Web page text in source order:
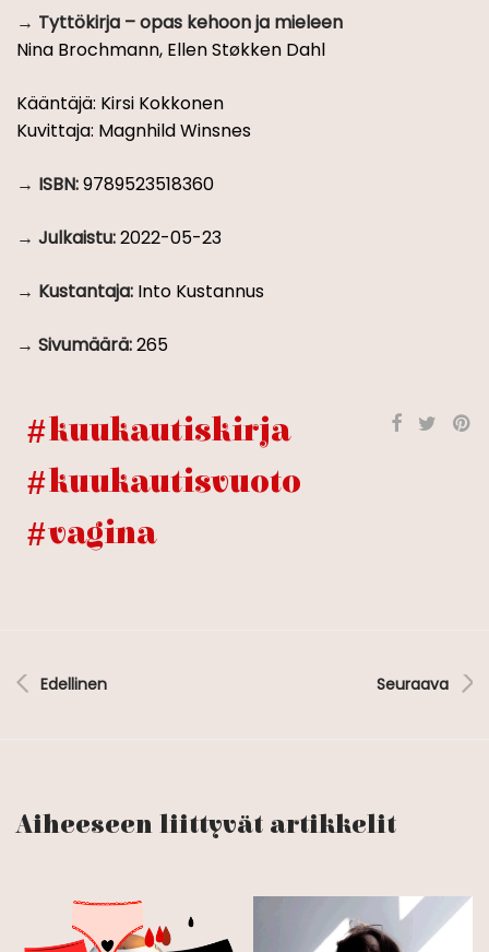
Tyttökirja – opas kehoon ja mieleen
Nina Brochmann, Ellen Støkken Dahl
Kääntäjä: Kirsi Kokkonen
Kuvittaja: Magnhild Winsnes
ISBN:9789523518360
Julkaistu:2022-05-23
Kustantaja: Into Kustannus
Sivumäärä:265
kuukautiskirja
kuukautisvuoto
vagina
Edellinen Seuraava
Aiheeseen liittyvät artikkelit